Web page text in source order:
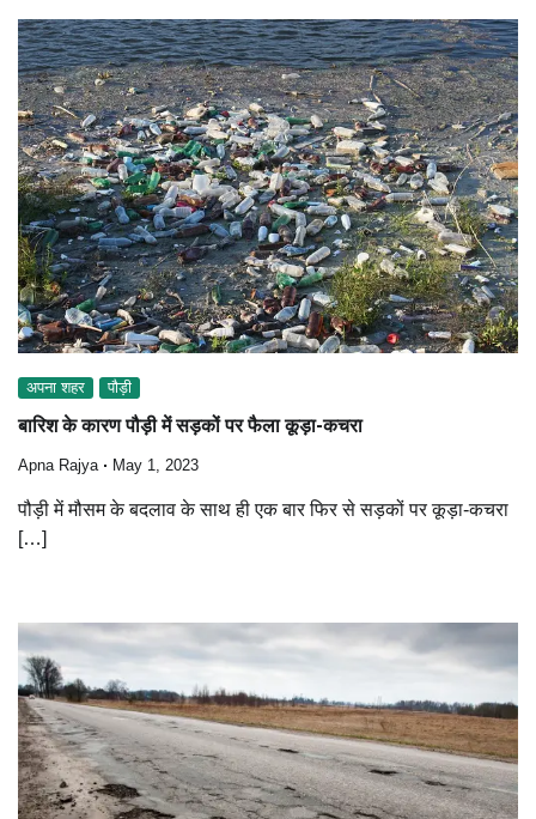
अपना शहर पौड़ी
बारिश के कारण पौड़ी में सड़कों पर फैला कूड़ा-कचरा
Apna Rajya May 1, 2023
पौड़ी में मौसम के बदलाव के साथ ही एक बार फिर से सड़कों पर कूड़ा-कचरा
[…]